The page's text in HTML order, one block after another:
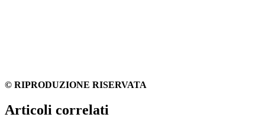
© RIPRODUZIONE RISERVATA
Articoli correlati